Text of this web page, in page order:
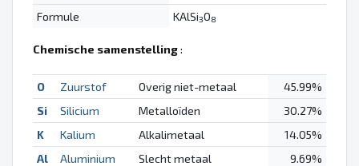
Formule
KAlSi3O8
Chemische samenstelling:
O Zuurstof Overig niet-metaal
45.99%
Si
Silicium Metalloïden
30.27%
K
Kalium Alkalimetaal
14.05%
Al
Aluminium Slecht metaal
9.69%